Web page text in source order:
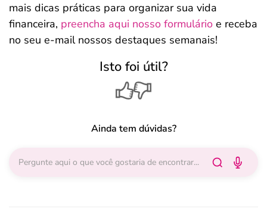
mais dicas práticas para organizar sua vida
financeira, preencha aqui nosso formulário e receba
no seu e-mail nossos destaques semanais!
Isto foi útil?
Ainda tem dúvidas?